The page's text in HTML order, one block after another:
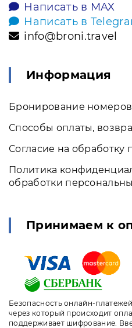
Написать в MAX
Написать в
info@broni.travel
Информация
Бронирование
Способы оплаты,
Согласие на
Политика
обработки
Принимаем к
Безопасность онлайн-
через который происходит
поддерживает шифрование.